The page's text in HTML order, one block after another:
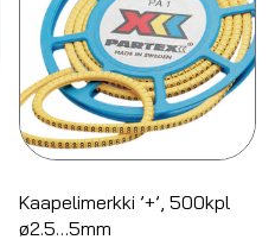
Kaapelimerkki ’+’, 500kpl
ø2.5…5mm